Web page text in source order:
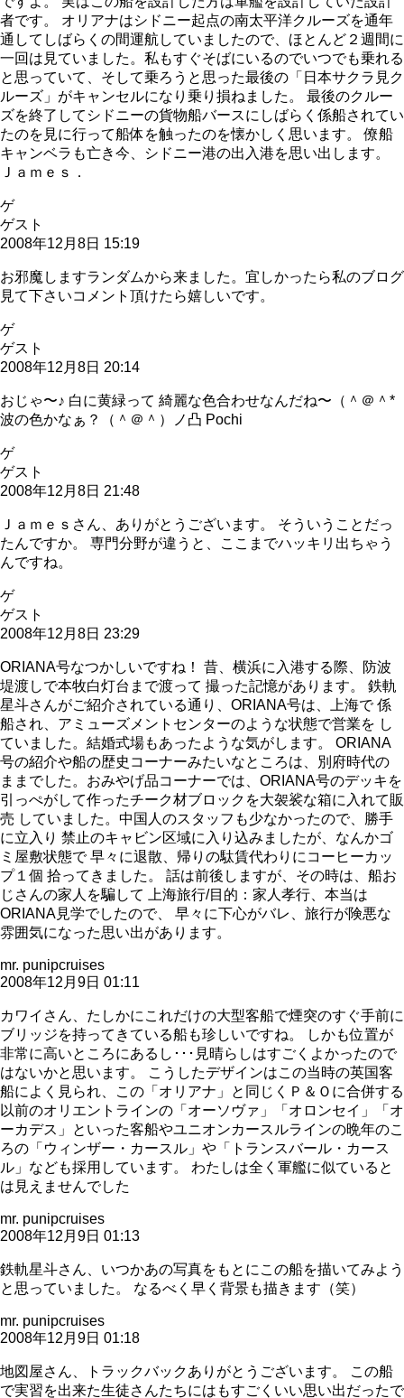
者です。 オリアナはシドニー起点の南太平洋クルーズを通年
通してしばらくの間運航していましたので、ほとんど２週間に
一回は見ていました。私もすぐそばにいるのでいつでも乗れる
と思っていて、そして乗ろうと思った最後の「日本サクラ見ク
ルーズ」がキャンセルになり乗り損ねました。 最後のクルー
ズを終了してシドニーの貨物船バースにしばらく係船されてい
たのを見に行って船体を触ったのを懐かしく思います。 僚船
キャンベラも亡き今、シドニー港の出入港を思い出します。
Ｊａｍｅｓ．
ゲ
ゲスト
2008年12月8日 15:19
お邪魔しますランダムから来ました。宜しかったら私のブログ
見て下さいコメント頂けたら嬉しいです。
ゲ
ゲスト
2008年12月8日 20:14
おじゃ〜♪ 白に黄緑って 綺麗な色合わせなんだね〜（＾＠＾*
波の色かなぁ？（＾＠＾）ノ凸 Pochi
ゲ
ゲスト
2008年12月8日 21:48
Ｊａｍｅｓさん、ありがとうございます。 そういうことだっ
たんですか。 専門分野が違うと、ここまでハッキリ出ちゃう
んですね。
ゲ
ゲスト
2008年12月8日 23:29
ORIANA号なつかしいですね！ 昔、横浜に入港する際、防波
堤渡しで本牧白灯台まで渡って 撮った記憶があります。 鉄軌
星斗さんがご紹介されている通り、ORIANA号は、上海で 係
船され、アミューズメントセンターのような状態で営業を し
ていました。結婚式場もあったような気がします。 ORIANA
号の紹介や船の歴史コーナーみたいなところは、別府時代の
ままでした。おみやげ品コーナーでは、ORIANA号のデッキを
引っぺがして作ったチーク材ブロックを大袈裟な箱に入れて販
売 していました。中国人のスタッフも少なかったので、勝手
に立入り 禁止のキャビン区域に入り込みましたが、なんかゴ
ミ屋敷状態で 早々に退散、帰りの駄賃代わりにコーヒーカッ
プ１個 拾ってきました。 話は前後しますが、その時は、船お
じさんの家人を騙して 上海旅行/目的：家人孝行、本当は
ORIANA見学でしたので、 早々に下心がバレ、旅行が険悪な
雰囲気になった思い出があります。
mr. punipcruises
2008年12月9日 01:11
カワイさん、たしかにこれだけの大型客船で煙突のすぐ手前に
ブリッジを持ってきている船も珍しいですね。 しかも位置が
非常に高いところにあるし･･･見晴らしはすごくよかったので
はないかと思います。 こうしたデザインはこの当時の英国客
船によく見られ、この「オリアナ」と同じくＰ＆Ｏに合併する
以前のオリエントラインの「オーソヴァ」「オロンセイ」「オ
ーカデス」といった客船やユニオンカースルラインの晩年のこ
ろの「ウィンザー・カースル」や「トランスバール・カース
ル」なども採用しています。 わたしは全く軍艦に似ていると
は見えませんでした
mr. punipcruises
2008年12月9日 01:13
鉄軌星斗さん、いつかあの写真をもとにこの船を描いてみよう
と思っていました。 なるべく早く背景も描きます（笑）
mr. punipcruises
2008年12月9日 01:18
地図屋さん、トラックバックありがとうございます。 この船
で実習を出来た生徒さんたちにはもすごくいい思い出だったで